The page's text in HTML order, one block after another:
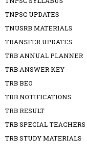
TNPSC UPDATES
TNUSRB MATERIALS
TRANSFER UPDATES
TRB ANNUAL PLANNER
TRB ANSWER KEY
TRB BEO
TRB NOTIFICATIONS
TRB RESULT
TRB SPECIAL TEACHERS
TRB STUDY MATERIALS